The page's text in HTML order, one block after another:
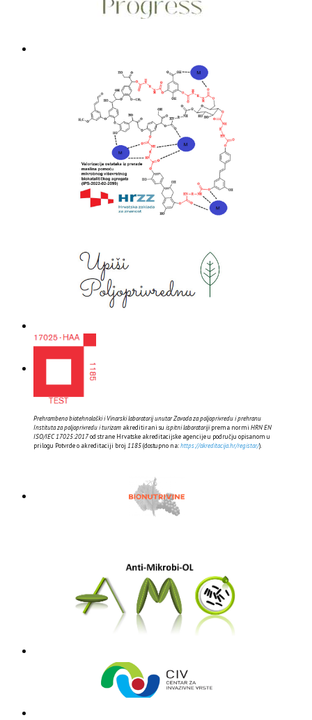
Prehrambeno biotehnološki i Vinarski laboratorij unutar Zavoda za poljoprivredu i prehranu
Instituta za poljoprivredu i turizam akreditirani su ispitni laboratorijiprema normi HRN EN
ISO/IEC 17025:2017od strane Hrvatske akreditacijske agencije u području opisanom u
prilogu Potvrde o akreditaciji broj 1185(dostupno na:https://akreditacija.hr/registar/).